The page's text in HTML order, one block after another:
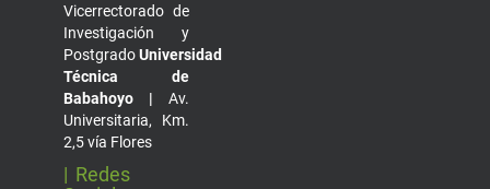
Vicerrectorado de
Investigación y
PostgradoUniversidad
Técnica de
Babahoyo | Av.
Universitaria, Km.
2,5 vía Flores
| Redes